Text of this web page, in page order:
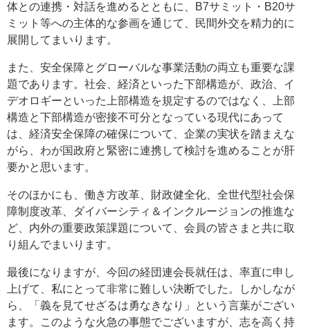
体との連携・対話を進めるとともに、B7サミット・B20サ
ミット等への主体的な参画を通じて、民間外交を精力的に
展開してまいります。
また、安全保障とグローバルな事業活動の両立も重要な課
題であります。社会、経済といった下部構造が、政治、イ
デオロギーといった上部構造を規定するのではなく、上部
構造と下部構造が密接不可分となっている現代にあって
は、経済安全保障の確保について、企業の実状を踏まえな
がら、わが国政府と緊密に連携して検討を進めることが肝
要かと思います。
そのほかにも、働き方改革、財政健全化、全世代型社会保
障制度改革、ダイバーシティ＆インクルージョンの推進な
ど、内外の重要政策課題について、会員の皆さまと共に取
り組んでまいります。
最後になりますが、今回の経団連会長就任は、率直に申し
上げて、私にとって非常に難しい決断でした。しかしなが
ら、「義を見てせざるは勇なきなり」という言葉がござい
ます。このような火急の事態でございますが、志を高く持